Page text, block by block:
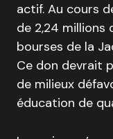
actif. Au cours
de 2,24 millions
bourses de la
Ce don devrait
de milieux
éducation de